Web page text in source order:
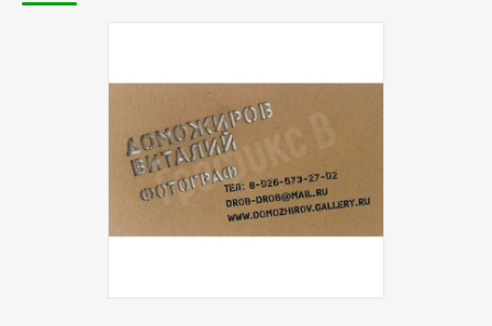
Материал: крафт
Тип
печати:
Цифровая печать
Обработка: лазерная резка букв